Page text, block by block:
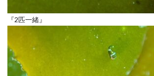
『2匹一緒』